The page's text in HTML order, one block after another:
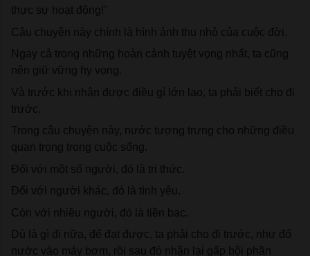
thực sự hoạt động!"
Câu chuyện này chính là hình ảnh thu nhỏ của cuộc đời.
Ngay cả trong những hoàn cảnh tuyệt vọng nhất, ta cũng
nên giữ vững hy vọng.
Và trước khi nhận được điều gì lớn lao, ta phải biết cho đi
trước.
Trong câu chuyện này, nước tượng trưng cho những điều
quan trọng trong cuộc sống.
Đối với một số người, đó là tri thức.
Đối với người khác, đó là tình yêu.
Còn với nhiều người, đó là tiền bạc.
Dù là gì đi nữa, để đạt được, ta phải cho đi trước, như đổ
nước vào máy bơm, rồi sau đó nhận lại gấp bội phần